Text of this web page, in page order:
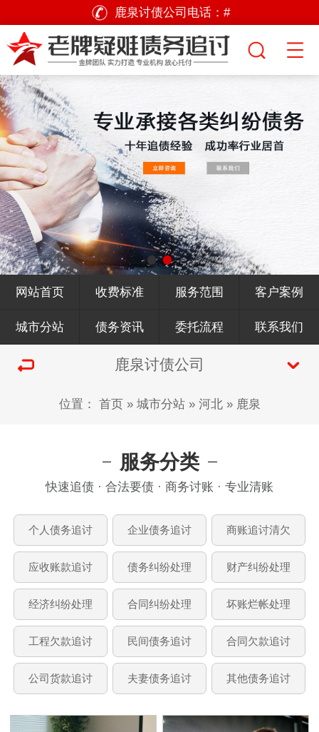
鹿泉讨债公司电话： #
网站首页 收费标准 服务范围 客户案例
城市分站 债务资讯 委托流程 联系我们
鹿泉讨债公司
位置： 首页» 城市分站» 河北» 鹿泉
服务分类
快速追债 · 合法要债 · 商务讨账 · 专业清账
个人债务追讨 企业债务追讨 商账追讨清欠
应收账款追讨 债务纠纷处理 财产纠纷处理
经济纠纷处理 合同纠纷处理 坏账烂帐处理
工程欠款追讨 民间债务追讨 合同欠款追讨
公司货款追讨 夫妻债务追讨 其他债务追讨